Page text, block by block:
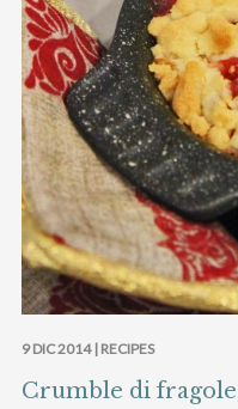
9 DIC 2014 | RECIPES
Crumble di